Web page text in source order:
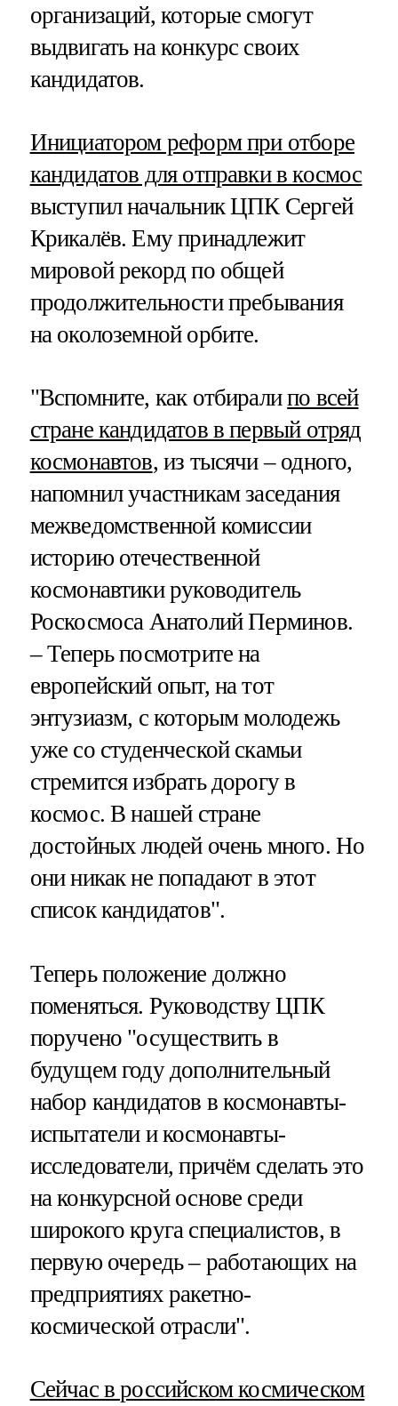
организаций, которые смогут
выдвигать на конкурс своих
кандидатов.
Инициатором реформ при отборе
кандидатов для отправки в космос
выступил начальник ЦПК Сергей
Крикалёв. Ему принадлежит
мировой рекорд по общей
продолжительности пребывания
на околоземной орбите.
"Вспомните, как отбиралипо всей
стране кандидатов в первый отряд
космонавтов, из тысячи – одного,
напомнил участникам заседания
межведомственной комиссии
историю отечественной
космонавтики руководитель
Роскосмоса Анатолий Перминов.
– Теперь посмотрите на
европейский опыт, на тот
энтузиазм, с которым молодежь
уже со студенческой скамьи
стремится избрать дорогу в
космос. В нашей стране
достойных людей очень много. Но
они никак не попадают в этот
список кандидатов".
Теперь положение должно
поменяться. Руководству ЦПК
поручено "осуществить в
будущем году дополнительный
набор кандидатов в космонавты-
испытатели и космонавты-
исследователи, причём сделать это
на конкурсной основе среди
широкого круга специалистов, в
первую очередь – работающих на
предприятиях ракетно-
космической отрасли".
Сейчас в российском космическом